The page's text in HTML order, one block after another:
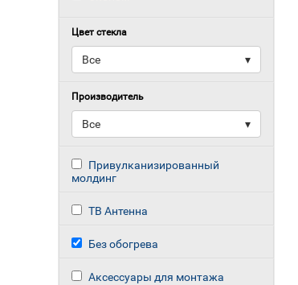
Цвет стекла
▾
Все
Производитель
▾
Все
Привулканизированный
молдинг
ТВ Антенна
Без обогрева
Аксессуары для монтажа